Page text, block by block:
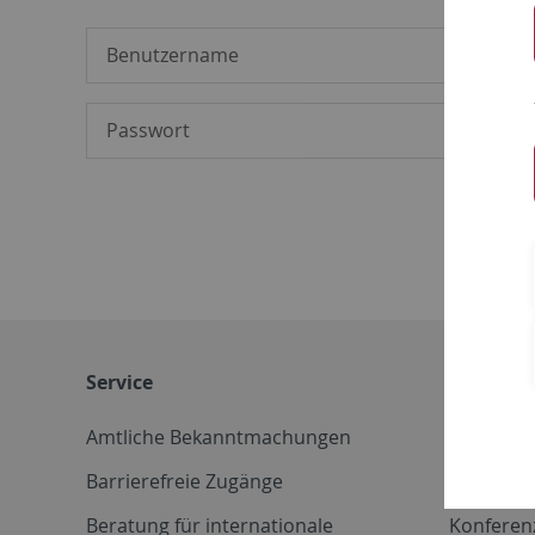
Service
Amtliche Bekanntmachungen
Barrierefreie Zugänge
Beratung für internationale